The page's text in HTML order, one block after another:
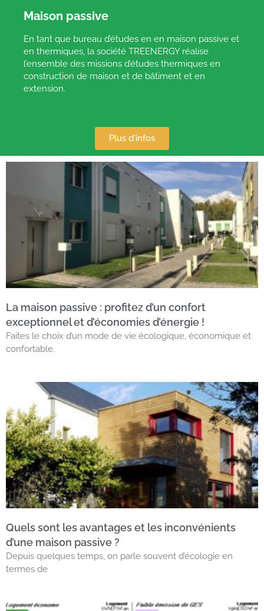
Maison passive
En tant que bureau d’études en en maison passive et
en thermiques, la société TREENERGY réalise
l’ensemble des missions d’études thermiques en
construction de maison et de bâtiment et en
extension.
Plus d'infos
La maison passive : profitez d’un confort
exceptionnel et d’économies d’énergie !
Faites le choix d’un mode de vie écologique, économique et
confortable.
Quels sont les avantages et les inconvénients
d’une maison passive ?
Depuis quelques temps, on parle souvent d’écologie en
termes de